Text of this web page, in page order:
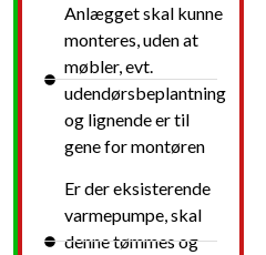
Anlægget skal kunne
monteres, uden at
møbler, evt.
udendørsbeplantning
og lignende er til
gene for montøren
Er der eksisterende
varmepumpe, skal
denne tømmes og